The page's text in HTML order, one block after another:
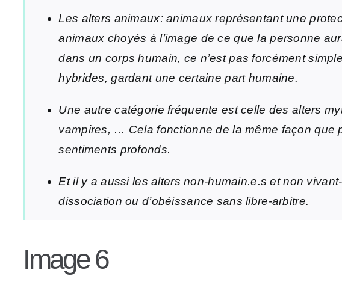
Les alters animaux: animaux représentant une
animaux choyés à l’image de ce que la personne
dans un corps humain, ce n’est pas forcément
hybrides, gardant une certaine part humaine.
Une autre catégorie fréquente est celle des alters
vampires, … Cela fonctionne de la même façon que
sentiments profonds.
Et il y a aussi les alters non-humain.e.s et non
dissociation ou d’obéissance sans libre-arbitre.
Image 6